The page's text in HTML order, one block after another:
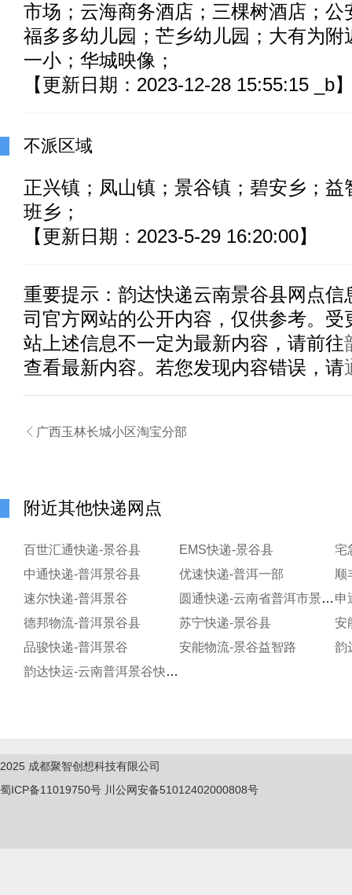
市场；云海商务酒店；三棵树酒店；公
福多多幼儿园；芒乡幼儿园；大有为附
一小；华城映像；
【更新日期：2023-12-28 15:55:15 _b
不派区域
正兴镇；凤山镇；景谷镇；碧安乡；益
班乡；
【更新日期：2023-5-29 16:20:00】
重要提示： 韵达快递云南景谷县网点信
司官方网站的公开内容，仅供参考。受
站上述信息不一定为最新内容，请前往
查看最新内容。若您发现内容错误，请
 广西玉林长城小区淘宝分部
附近其他快递网点
百世汇通快递-景谷县
EMS快递-景谷县
中通快递-普洱景谷县
优速快递-普洱一部
速尔快递-普洱景谷
圆通快递-云南省普洱市景谷县 申
德邦物流-普洱景谷县
苏宁快递-景谷县
安
品骏快递-普洱景谷
安能物流-景谷益智路
韵达快运-云南普洱景谷快运公司宁洱分部
2025 成都聚智创想科技有限公司
蜀ICP备11019750号 川公网安备51012402000808号